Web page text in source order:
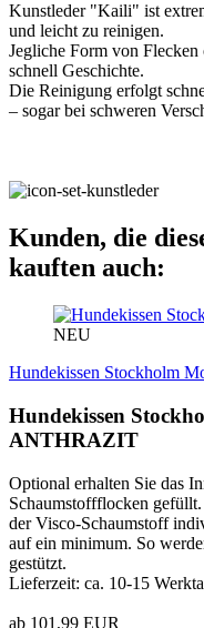
Kunstleder "Kaili" ist
und leicht zu reinigen.
Jegliche Form von
schnell Geschichte.
Die Reinigung erfolgt
– sogar bei schweren
Kunden, die
kauften auch:
NEU
Hundekissen Stockholm
Hundekissen
ANTHRAZIT
Optional erhalten Sie das
Schaumstoffflocken
der Visco-Schaumstoff
auf ein minimum. So
gestützt.
Lieferzeit: ca. 10-15
ab 101,99 EUR